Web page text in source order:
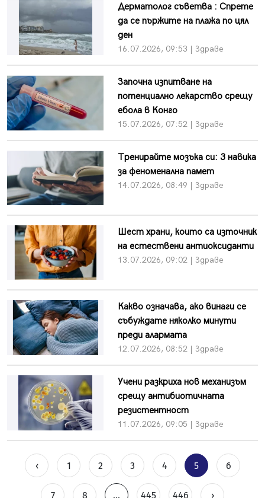
Дерматолог съветва : Спрете
да се пържите на плажа по цял
ден
16.07.2026, 09:53 | Здраве
Започна изпитване на
потенциално лекарство срещу
ебола в Конго
15.07.2026, 07:52 | Здраве
Тренирайте мозъка си: 3 навика
за феноменална памет
14.07.2026, 08:49 | Здраве
Шест храни, които са източник
на естествени антиоксиданти
13.07.2026, 09:02 | Здраве
Какво означава, ако винаги се
събуждате няколко минути
преди алармата
12.07.2026, 08:52 | Здраве
Учени разкриха нов механизъм
срещу антибиотичната
резистентност
11.07.2026, 09:05 | Здраве
‹ 1 2 3 4 5 6
7 8 ... 445 446 ›